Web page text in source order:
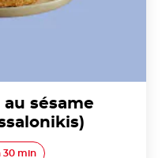
sésame
30 min